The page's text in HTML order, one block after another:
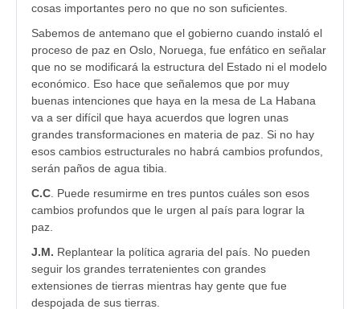
cosas importantes pero no que no son suficientes.
Sabemos de antemano que el gobierno cuando instaló el
proceso de paz en Oslo, Noruega, fue enfático en señalar
que no se modificará la estructura del Estado ni el modelo
económico. Eso hace que señalemos que por muy
buenas intenciones que haya en la mesa de La Habana
va a ser difícil que haya acuerdos que logren unas
grandes transformaciones en materia de paz. Si no hay
esos cambios estructurales no habrá cambios profundos,
serán paños de agua tibia.
C.C . Puede resumirme en tres puntos cuáles son esos
cambios profundos que le urgen al país para lograr la
paz.
J.M. Replantear la política agraria del país. No pueden
seguir los grandes terratenientes con grandes
extensiones de tierras mientras hay gente que fue
despojada de sus tierras.